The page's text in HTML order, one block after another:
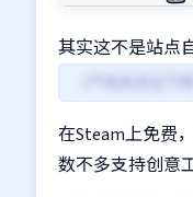
其实这不是站点
在Steam上免费
数不多支持创意